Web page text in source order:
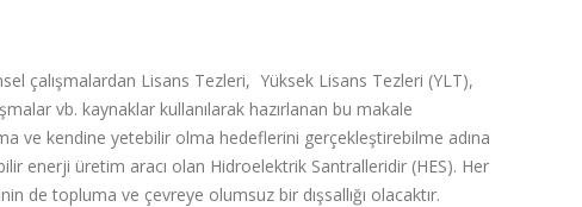
çalışmalardan Lisans Tezleri, Yüksek Lisans Tezleri (YLT),
vb. kaynaklar kullanılarak hazırlanan bu makale
ve kendine yetebilir olma hedeflerini gerçekleştirebilme adına
enerji üretim aracı olan Hidroelektrik Santralleridir (HES). Her
de topluma ve çevreye olumsuz bir dışsallığı olacaktır.